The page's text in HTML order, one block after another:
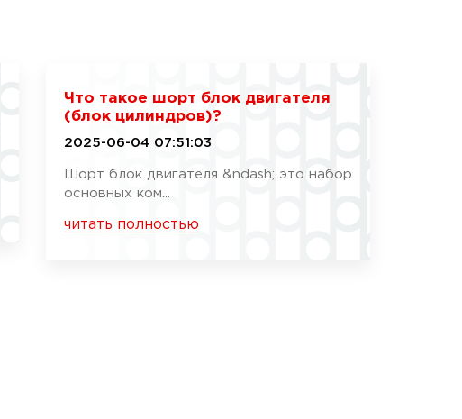
Что такое шорт блок двигателя
(блок цилиндров)?
2025-06-04 07:51:03
Шорт блок двигателя &ndash; это набор
основных ком...
читать полностью